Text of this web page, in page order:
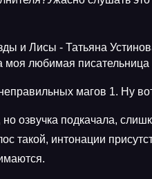
и Лисы - Татьяна
моя любимая писательница
магов 1. Ну
но озвучка подкачала,
такой, интонации